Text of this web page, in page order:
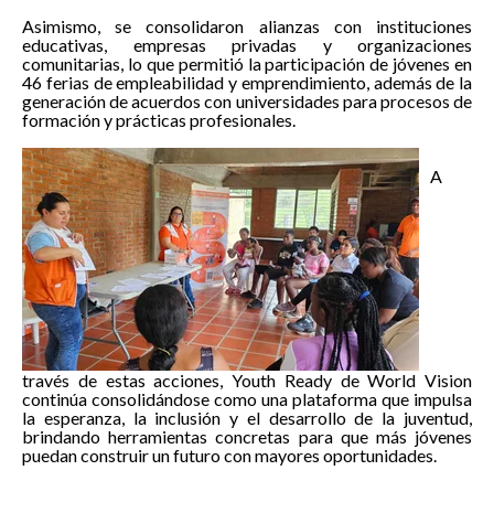
Asimismo, se consolidaron alianzas con instituciones
educativas, empresas privadas y organizaciones
comunitarias, lo que permitió la participación de jóvenes en
46 ferias de empleabilidad y emprendimiento, además de la
generación de acuerdos con universidades para procesos de
formación y prácticas profesionales.
A
través de estas acciones, Youth Ready de World Vision
continúa consolidándose como una plataforma que impulsa
la esperanza, la inclusión y el desarrollo de la juventud,
brindando herramientas concretas para que más jóvenes
puedan construir un futuro con mayores oportunidades.